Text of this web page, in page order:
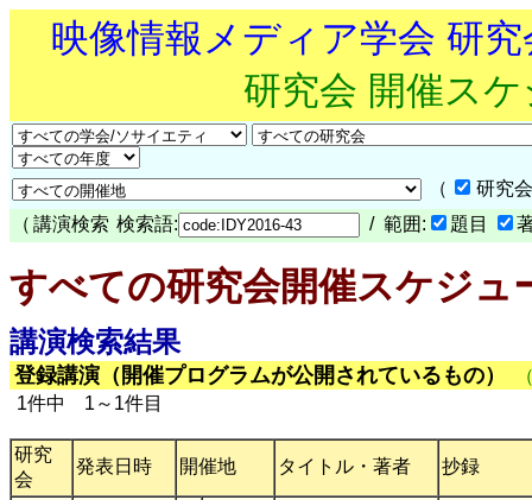
映像情報メディア学会 研
研究会 開催ス
（
研究
（ 講演検索 検索語: / 範囲: 題目
すべての研究会開催スケジュ
講演検索結果
登録講演（開催プログラムが公開されているもの）
1件中 1～1件目
研究
会
発表日時 開催地 タイトル・著者 抄録